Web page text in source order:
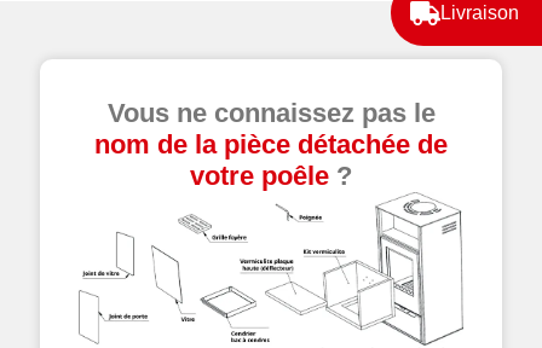
Livraison
Vous ne connaissez pas le
nom de la pièce détachée de
votre poêle ?